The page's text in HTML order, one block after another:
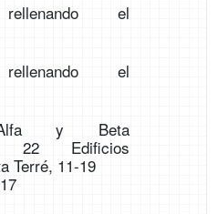
el
el
y Beta
22 Edificios
Terré, 11-19